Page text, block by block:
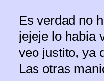
Es verdad no
jejeje lo habia
veo justito, ya
Las otras